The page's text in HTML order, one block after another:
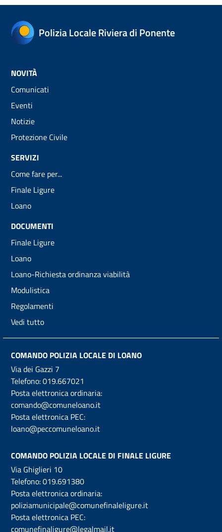
Polizia Locale Riviera di Ponente
NOVITÀ
Comunicati
Eventi
Notizie
Protezione Civile
SERVIZI
Come fare per...
Finale Ligure
Loano
DOCUMENTI
Finale Ligure
Loano
Loano-Richiesta ordinanza viabilità
Modulistica
Regolamenti
Vedi tutto
COMANDO POLIZIA LOCALE DI LOANO
Via dei Gazzi 7
Telefono:019.667021
Posta elettronica ordinaria:
comando@comuneloano.it
Posta elettronica PEC:
loano@peccomuneloano.it
COMANDO POLIZIA LOCALE DI FINALE LIGURE
Via Ghiglieri 10
Telefono:019.691380
Posta elettronica ordinaria:
poliziamunicipale@comunefinaleligure.it
Posta elettronica PEC:
comunefinaligure@legalmail.it